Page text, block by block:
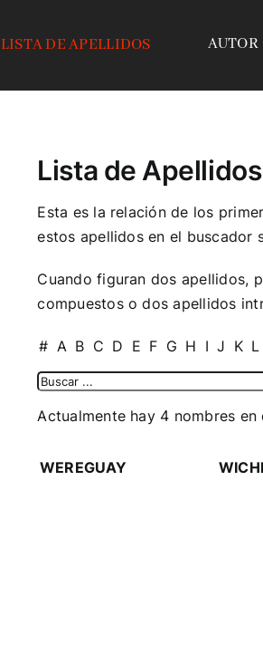
LISTA DE APELLIDOS AUTOR
Lista de
Esta es la relación de los
estos apellidos en el buscador
Cuando figuran dos apellidos,
compuestos o dos apellidos
# A B C D E F G H I J K L
Actualmente hay 4 nombres
WEREGUAY WICHI